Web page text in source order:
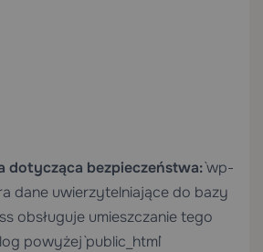
dotycząca bezpieczeństwa:`wp-
dane uwierzytelniające do bazy
obsługuje umieszczanie tego
powyżej `public_html`